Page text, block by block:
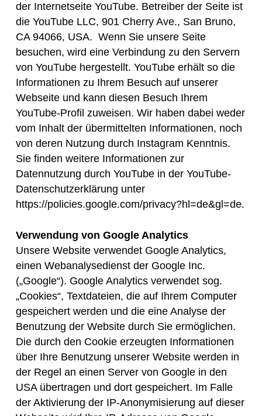
der Internetseite YouTube. Betreiber der Seite ist
die YouTube LLC, 901 Cherry Ave., San Bruno,
CA 94066, USA. Wenn Sie unsere Seite
besuchen, wird eine Verbindung zu den Servern
von YouTube hergestellt. YouTube erhält so die
Informationen zu Ihrem Besuch auf unserer
Webseite und kann diesen Besuch Ihrem
YouTube-Profil zuweisen. Wir haben dabei weder
vom Inhalt der übermittelten Informationen, noch
von deren Nutzung durch Instagram Kenntnis.
Sie finden weitere Informationen zur
Datennutzung durch YouTube in der YouTube-
Datenschutzerklärung unter
https://policies.google.com/privacy?hl=de&gl=de.
Verwendung von Google Analytics
Unsere Website verwendet Google Analytics,
einen Webanalysedienst der Google Inc.
(„Google“). Google Analytics verwendet sog.
„Cookies“, Textdateien, die auf Ihrem Computer
gespeichert werden und die eine Analyse der
Benutzung der Website durch Sie ermöglichen.
Die durch den Cookie erzeugten Informationen
über Ihre Benutzung unserer Website werden in
der Regel an einen Server von Google in den
USA übertragen und dort gespeichert. Im Falle
der Aktivierung der IP-Anonymisierung auf dieser